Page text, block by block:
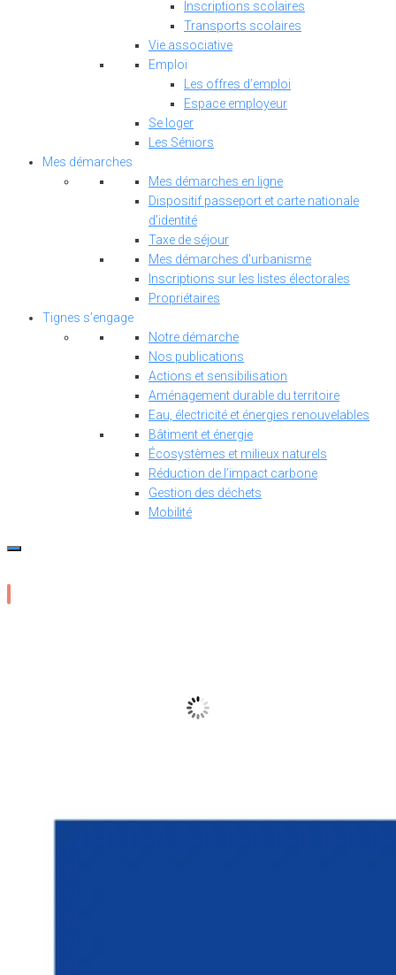
Inscriptions scolaires
Transports scolaires
Vie associative
Emploi
Les offres d’emploi
Espace employeur
Se loger
Les Séniors
Mes démarches
Mes démarches en ligne
Dispositif passeport et carte nationale
d’identité
Taxe de séjour
Mes démarches d'urbanisme
Inscriptions sur les listes électorales
Propriétaires
Tignes s’engage
Notre démarche
Nos publications
Actions et sensibilisation
Aménagement durable du territoire
Eau, électricité et énergies renouvelables
Bâtiment et énergie
Écosystèmes et milieux naturels
Réduction de l’impact carbone
Gestion des déchets
Mobilité